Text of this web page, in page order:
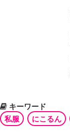
キーワード
私服
にこるん